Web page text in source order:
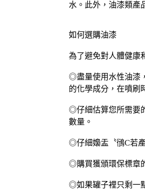
水。此外，油漆類產
如何選購油漆
為了避免對人體健康
◎盡量使用水性油漆
的化學成分，在噴刷
◎仔細估算您所需要
數量。
◎仔細嬝盂〝鴴C若
◎購買獲頒環保標章
◎如果罐子裡只剩一